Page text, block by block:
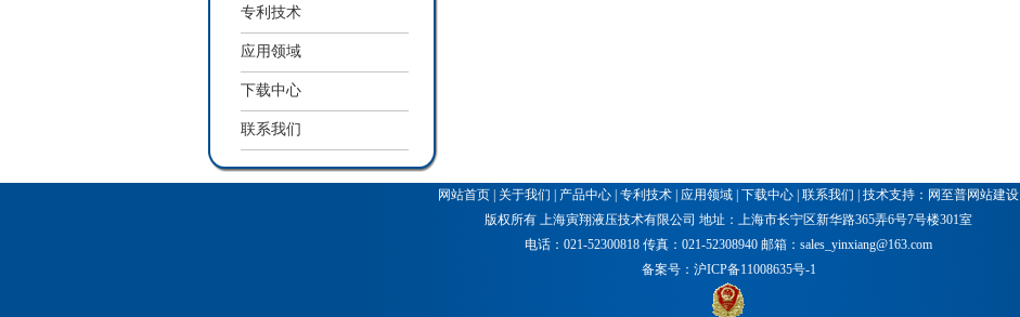
专利技术
应用领域
下载中心
联系我们
网站首页 关于我们 产品中心 专利技术 应用领域 下载中心 联系我们 技术支持 ： 网至普网站建设
版权所有 上海寅翔液压技术有限公司 地址：上海市长宁区新华路365弄6号7号楼301室
电话：021-52300818 传真：021-52308940 邮箱：sales_yinxiang@163.com
备案号：沪ICP备11008635号-1